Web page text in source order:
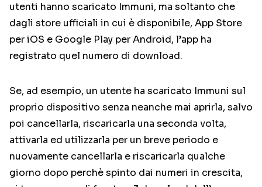
utenti hanno scaricato Immuni, ma soltanto che
dagli store ufficiali in cui è disponibile, App Store
per iOS e Google Play per Android, l’app ha
registrato quel numero di download.
Se, ad esempio, un utente ha scaricato Immuni sul
proprio dispositivo senza neanche mai aprirla, salvo
poi cancellarla, riscaricarla una seconda volta,
attivarla ed utilizzarla per un breve periodo e
nuovamente cancellarla e riscaricarla qualche
giorno dopo perchè spinto dai numeri in crescita,